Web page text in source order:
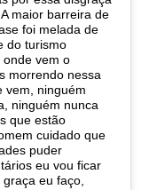
maior barreira de
foi melada de
do turismo
vem o
morrendo nessa
vem, ninguém
ninguém nunca
que estão
cuidado que
puder
eu vou ficar
eu faço,